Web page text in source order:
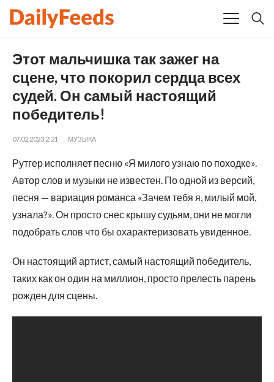
Этот мальчишка так зажег на
сцене, что покорил сердца всех
судей. Он самый настоящий
победитель!
07.02.2023 2:21 МУЗЫКА
Рутгер исполняет песню «Я милого узнаю по походке».
Автор слов и музыки не известен. По одной из версий,
песня — вариация романса «Зачем тебя я, милый мой,
узнала?». Он просто снес крышу судьям, они не могли
подобрать слов что бы охарактеризовать увиденное.
Он настоящий артист, самый настоящий победитель,
таких как он один на миллион, просто прелесть парень
рожден для сцены.